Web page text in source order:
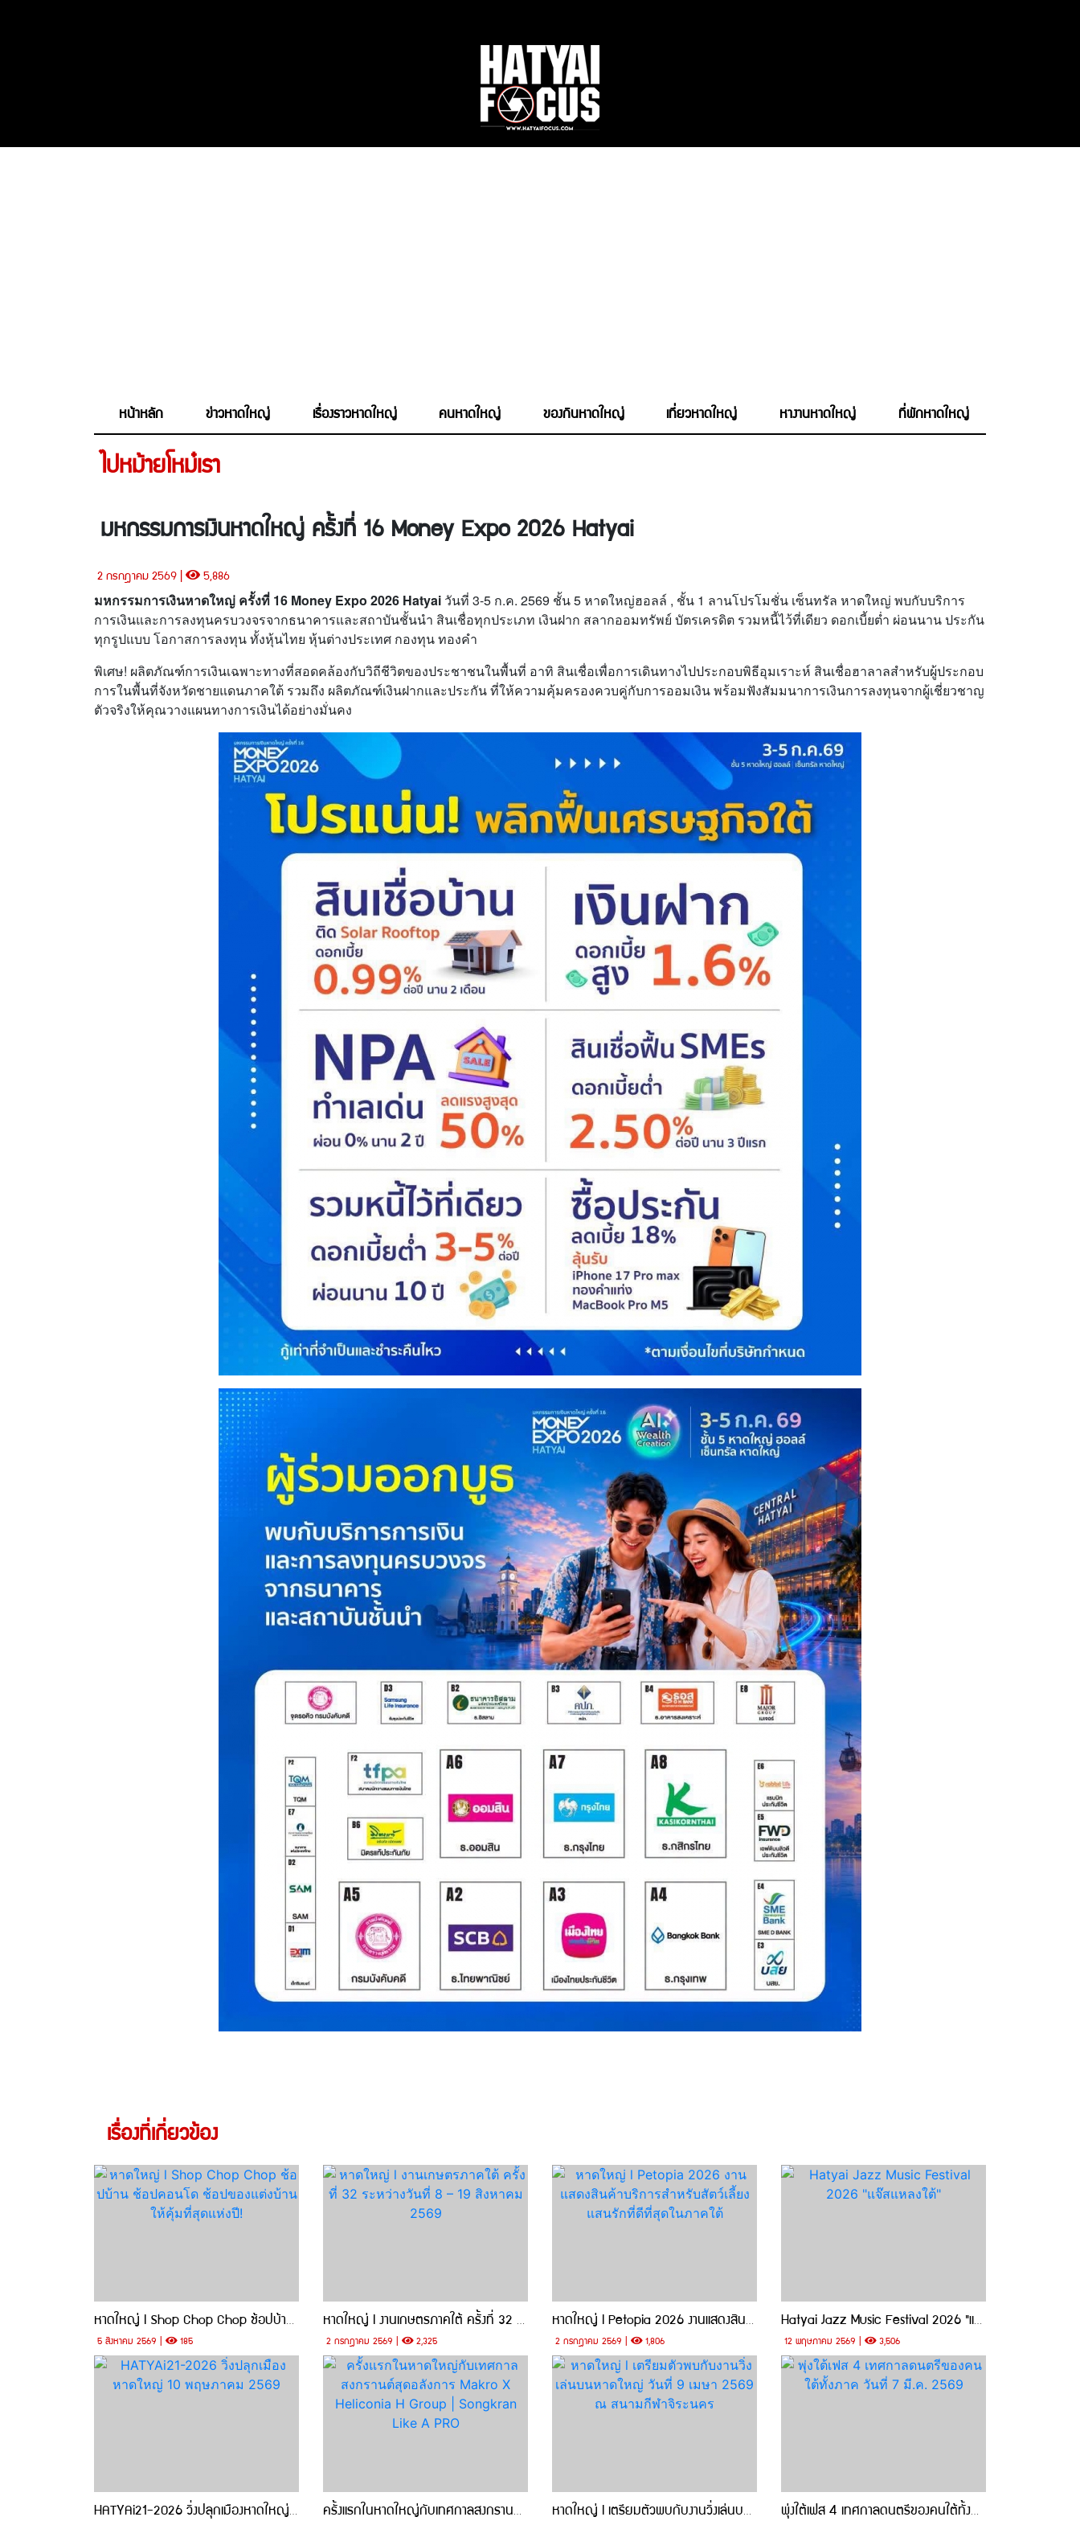
หน้าหลัก ข่าวหาดใหญ่ เรื่องราวหาดใหญ่ คนหาดใหญ่ ของกินหาดใหญ่ เที่ยวหาดใหญ่ หางานหาดใหญ่ ที่พักหาดใหญ่
ไปหม้ายโหม๋เรา
มหกรรมการเงินหาดใหญ่ ครั้งที่ 16 Money Expo 2026 Hatyai
2 กรกฎาคม 2569 | 5,886
มหกรรมการเงินหาดใหญ่ ครั้งที่ 16 Money Expo 2026 Hatyai วันที่ 3-5 ก.ค. 2569 ชั้น 5 หาดใหญ่ฮอลล์ , ชั้น 1 ลานโปรโมชั่น เซ็นทรัล หาดใหญ่ พบกับบริการ
การเงินและการลงทุนครบวงจรจากธนาคารและสถาบันชั้นนำ สินเชื่อทุกประเภท เงินฝาก สลากออมทรัพย์ บัตรเครดิต รวมหนี้ไว้ที่เดียว ดอกเบี้ยต่ำ ผ่อนนาน ประกัน
ทุกรูปแบบ โอกาสการลงทุน ทั้งหุ้นไทย หุ้นต่างประเทศ กองทุน ทองคำ
พิเศษ! ผลิตภัณฑ์การเงินเฉพาะทางที่สอดคล้องกับวิถีชีวิตของประชาชนในพื้นที่ อาทิ สินเชื่อเพื่อการเดินทางไปประกอบพิธีอุมเราะห์ สินเชื่อฮาลาลสำหรับผู้ประกอบ
การในพื้นที่จังหวัดชายแดนภาคใต้ รวมถึง ผลิตภัณฑ์เงินฝากและประกัน ที่ให้ความคุ้มครองควบคู่กับการออมเงิน พร้อมฟังสัมมนาการเงินการลงทุนจากผู้เชี่ยวชาญ
ตัวจริงให้คุณวางแผนทางการเงินได้อย่างมั่นคง
เรื่องที่เกี่ยวข้อง
หาดใหญ่ l Shop Chop Chop ช้อปบ้าน ช้อปคอนโด ช้อปของแต่งบ้าน ให้คุ้มที่สุดแห่งปี!
5 สิงหาคม 2569 | 185
หาดใหญ่ l งานเกษตรภาคใต้ ครั้งที่ 32 ระหว่างวันที่ 8 – 19 สิงหาคม 2569
2 กรกฎาคม 2569 | 2,325
หาดใหญ่ l Petopia 2026 งานแสดงสินค้าบริการสำหรับสัตว์เลี้ยงแสนรักที่ดีที่สุดในภาคใต้
2 กรกฎาคม 2569 | 1,806
Hatyai Jazz Music Festival 2026 "แจ๊สแหลงใต้"
12 พฤษภาคม 2569 | 3,506
HATYAi21-2026 วิ่งปลุกเมืองหาดใหญ่ 10 พฤษภาคม 2569 ครั้งแรกในหาดใหญ่กับเทศกาลสงกรานต์สุดอลังการ Makro X Heliconia H Group | Songkran Like A PRO หาดใหญ่ l เตรียมตัวพบกับงานวิ่งเล่นบนหาดใหญ่ วันที่ 9 เมษา 2569 ณ สนามกีฬาจิระนคร พุ่งใต้เฟส 4 เทศกาลดนตรีของคนใต้ทั้งภาค วันที่ 7 มี.ค. 2569